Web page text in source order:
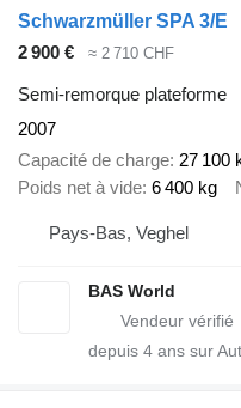
Schwarzmüller SPA 3/E
2 900 €
≈ 2 710 CHF
Semi-remorque plateforme
2007
Capacité de charge 27 100
Poids net à vide 6 400 kg
Pays-Bas, Veghel
BAS World
depuis 4 ans sur